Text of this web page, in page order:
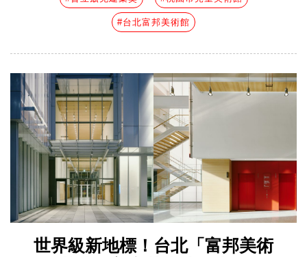
#台北富邦美術館
世界級新地標！台北「富邦美術